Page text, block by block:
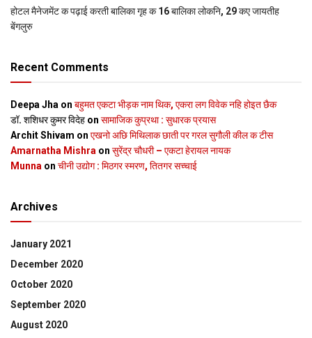
होटल मैनेजमेंट क पढ़ाई करती बालिका गृह क 16 बालिका लोकनि, 29 कए जायतीह
बेंगलुरु
Recent Comments
Deepa Jha on बहुमत एकटा भीड़क नाम थिक, एकरा लग विवेक नहि होइत छैक
डॉ. शशिधर कुमर विदेह on सामाजिक कुप्रथा : सुधारक प्रयास
Archit Shivam on एखनो अछि मिथिलाक छाती पर गरल सुगौली कील क टीस
Amarnatha Mishra on सुरेंद्र चौधरी – एकटा हेरायल नायक
Munna on चीनी उद्योग : मिठगर स्‍मरण, तितगर सच्‍चाई
Archives
January 2021
December 2020
October 2020
September 2020
August 2020